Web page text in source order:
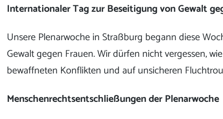
Internationaler Tag zur Beseitigung von Gewalt
Unsere Plenarwoche in Straßburg begann diese
Gewalt gegen Frauen. Wir dürfen nicht vergessen,
bewaffneten Konflikten und auf unsicheren
Menschenrechtsentschließungen der Plenarwoche